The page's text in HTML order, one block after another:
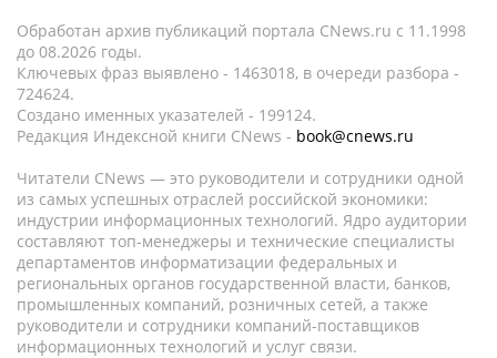
Обработан архив публикаций портала CNews.ru c 11.1998
до 08.2026 годы.
Ключевых фраз выявлено - 1463018, в очереди разбора -
724624.
Создано именных указателей - 199124.
Редакция Индексной книги CNews - book@cnews.ru
Читатели CNews — это руководители и сотрудники одной
из самых успешных отраслей российской экономики:
индустрии информационных технологий. Ядро аудитории
составляют топ-менеджеры и технические специалисты
департаментов информатизации федеральных и
региональных органов государственной власти, банков,
промышленных компаний, розничных сетей, а также
руководители и сотрудники компаний-поставщиков
информационных технологий и услуг связи.